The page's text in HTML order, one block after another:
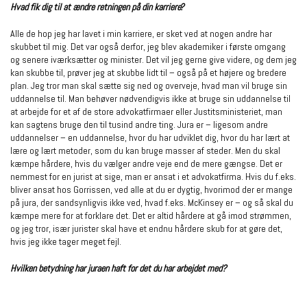
Hvad fik dig til at ændre retningen på din karriere?
Alle de hop jeg har lavet i min karriere, er sket ved at nogen andre har
skubbet til mig. Det var også derfor, jeg blev akademiker i første omgang
og senere iværksætter og minister. Det vil jeg gerne give videre, og dem jeg
kan skubbe til, prøver jeg at skubbe lidt til – også på et højere og bredere
plan. Jeg tror man skal sætte sig ned og overveje, hvad man vil bruge sin
uddannelse til. Man behøver nødvendigvis ikke at bruge sin uddannelse til
at arbejde for et af de store advokatfirmaer eller Justitsministeriet, man
kan sagtens bruge den til tusind andre ting. Jura er – ligesom andre
uddannelser – en uddannelse, hvor du har udviklet dig, hvor du har lært at
lære og lært metoder, som du kan bruge masser af steder. Men du skal
kæmpe hårdere, hvis du vælger andre veje end de mere gængse. Det er
nemmest for en jurist at sige, man er ansat i et advokatfirma. Hvis du f.eks.
bliver ansat hos Gorrissen, ved alle at du er dygtig, hvorimod der er mange
på jura, der sandsynligvis ikke ved, hvad f.eks. McKinsey er – og så skal du
kæmpe mere for at forklare det. Det er altid hårdere at gå imod strømmen,
og jeg tror, især jurister skal have et endnu hårdere skub for at gøre det,
hvis jeg ikke tager meget fejl.
Hvilken betydning har juraen haft for det du har arbejdet med?